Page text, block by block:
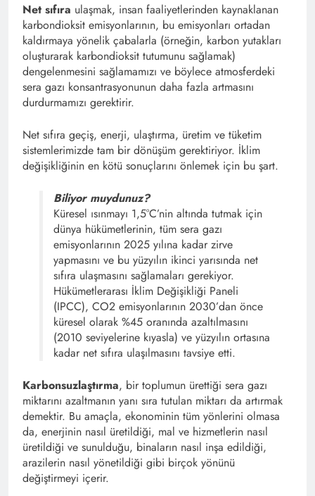
Net sıfıra ulaşmak, insan faaliyetlerinden kaynaklanan
karbondioksit emisyonlarının, bu emisyonları ortadan
kaldırmaya yönelik çabalarla (örneğin, karbon yutakları
oluşturarak karbondioksit tutumunu sağlamak)
dengelenmesini sağlamamızı ve böylece atmosferdeki
sera gazı konsantrasyonunun daha fazla artmasını
durdurmamızı gerektirir.
Net sıfıra geçiş, enerji, ulaştırma, üretim ve tüketim
sistemlerimizde tam bir dönüşüm gerektiriyor. İklim
değişikliğinin en kötü sonuçlarını önlemek için bu şart.
Biliyor muydunuz?
Küresel ısınmayı 1,5°C’nin altında tutmak için
dünya hükümetlerinin, tüm sera gazı
emisyonlarının 2025 yılına kadar zirve
yapmasını ve bu yüzyılın ikinci yarısında net
sıfıra ulaşmasını sağlamaları gerekiyor.
Hükümetlerarası İklim Değişikliği Paneli
(IPCC), CO2 emisyonlarının 2030’dan önce
küresel olarak %45 oranında azaltılmasını
(2010 seviyelerine kıyasla) ve yüzyılın ortasına
kadar net sıfıra ulaşılmasını tavsiye etti.
Karbonsuzlaştırma, bir toplumun ürettiği sera gazı
miktarını azaltmanın yanı sıra tutulan miktarı da artırmak
demektir. Bu amaçla, ekonominin tüm yönlerini olmasa
da, enerjinin nasıl üretildiği, mal ve hizmetlerin nasıl
üretildiği ve sunulduğu, binaların nasıl inşa edildiği,
arazilerin nasıl yönetildiği gibi birçok yönünü
değiştirmeyi içerir.